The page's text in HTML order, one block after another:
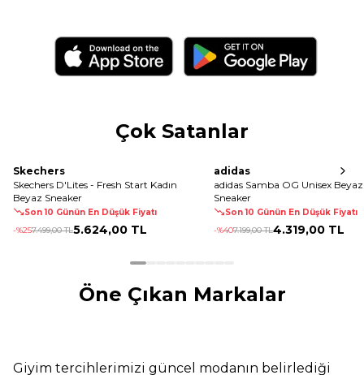
Çok Satanlar
Skechers
Skechers D'Lites - Fresh Start Kadın
Beyaz Sneaker
Son 10 Günün En Düşük Fiyatı
-%257.499,00 TL5.624,00 TL
adidas
adidas Samba OG Unisex Beyaz
Sneaker
Son 10 Günün En Düşük Fiyatı
-%407.199,00 TL4.319,00 TL
Öne Çıkan Markalar
Giyim tercihlerimizi güncel modanın belirlediği